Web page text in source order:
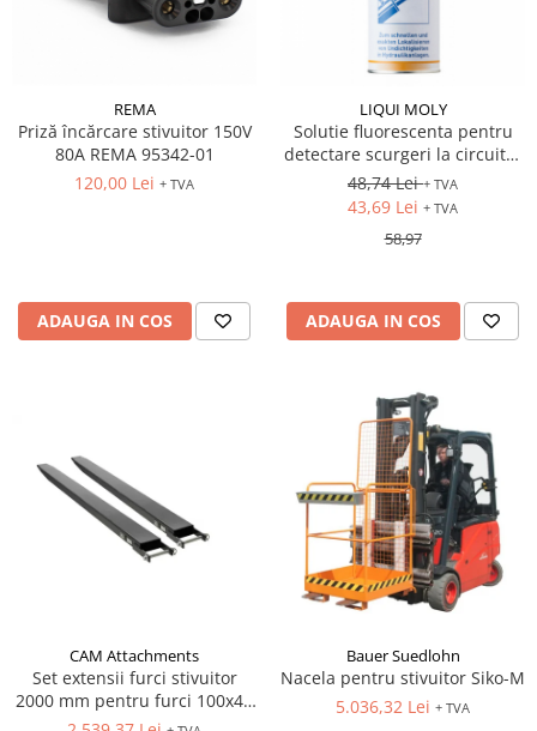
REMA
Priză încărcare stivuitor 150V
80A REMA 95342-01
120,00 Lei + TVA
ADAUGA IN COS
LIQUI MOLY
Solutie fluorescenta pentru
detectare scurgeri la circuitul
hidraulic 500ml
48,74 Lei+ TVA
43,69 Lei + TVA
58,97
ADAUGA IN COS
CAM Attachments
Set extensii furci stivuitor
2000 mm pentru furci 100x40
mm
Bauer Suedlohn
Nacela pentru stivuitor Siko-M
5.036,32 Lei + TVA